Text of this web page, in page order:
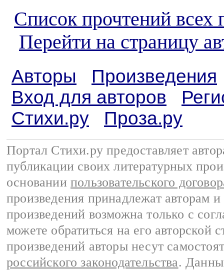
Список прочтений всех
Перейти на страницу
Авторы
Произведения
Вход для авторов
Стихи.ру
Проза.ру
Портал Стихи.ру предоставляет
публикации своих литературных
основании пользовательского
произведения принадлежат авторам
произведений возможна только с
можете обратиться на его авторской
произведений авторы несут
российского законодательства.